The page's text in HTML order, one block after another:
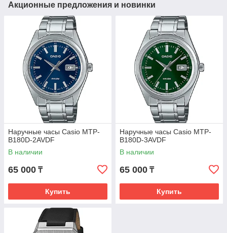
Акционные предложения и новинки
Наручные часы Casio MTP-
B180D-2AVDF
В наличии
65 000 ₸
Купить
Наручные часы Casio MTP-
B180D-3AVDF
В наличии
65 000 ₸
Купить